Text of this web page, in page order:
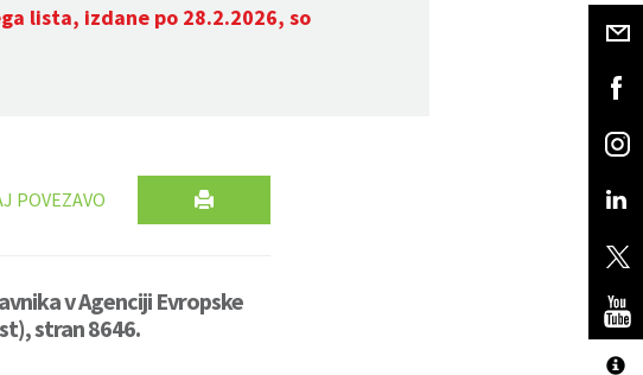
lista, izdane po 28.2.2026, so
POVEZAVO
v Agenciji Evropske
stran 8646.